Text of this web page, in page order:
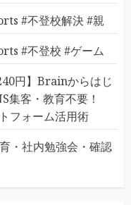
#不登校解決 #親
#不登校 #ゲーム
円】Brainからはじ
集客・教育不要！
フォーム活用術
・社内勉強会・確認